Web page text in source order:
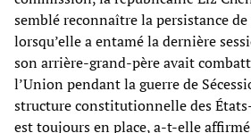
semblé reconnaître la persistance
lorsqu’elle a entamé la dernière
son arrière-grand-père avait
l’Union pendant la guerre de
structure constitutionnelle des
est toujours en place, a-t-elle